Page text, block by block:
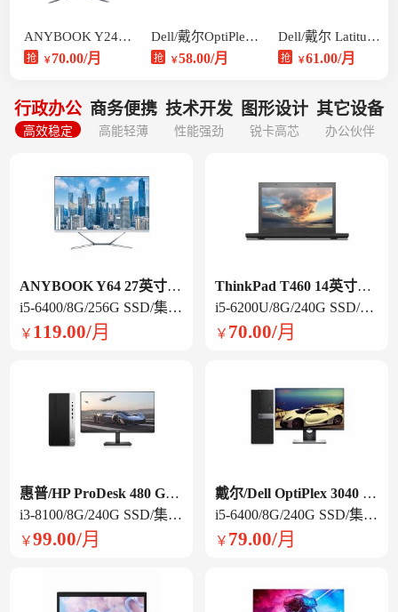
ANYBOOK Y24 一体机
抢 ￥70.00/月
Dell/戴尔OptiPlex 3040
抢 ￥58.00/月
Dell/戴尔 Latitude 3490
抢 ￥61.00/月
行政办公
高效稳定
商务便携
高能轻薄
技术开发
性能强劲
图形设计
锐卡高芯
其它设备
办公伙伴
ANYBOOK Y64 27英寸一体机
i5-6400/8G/256G SSD/集显/ 27英寸/白色
￥ 119.00/月
ThinkPad T460 14英寸笔记本电脑
i5-6200U/8G/240G SSD/集显/14英寸
￥ 70.00/月
惠普/HP ProDesk 480 G6 台式电脑
i3-8100/8G/240G SSD/集显/21.5英寸显示器
￥99.00/月
戴尔/Dell OptiPlex 3040 台式电脑
i5-6400/8G/240G SSD/集显/21.5英寸显示器
￥ 79.00/月